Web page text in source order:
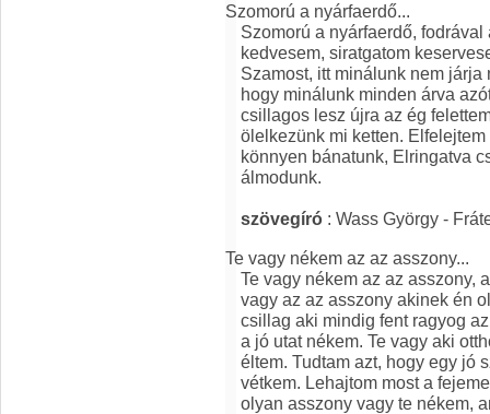
Szomorú a nyárfaerdő...
Szomorú a nyárfaerdő,
kedvesem, siratgatom
Szamost, itt minálunk nem
hogy minálunk minden árva
csillagos lesz újra az ég
ölelkezünk mi ketten.
könnyen bánatunk, Elringatva
álmodunk.
szövegíró : Wass György -
Te vagy nékem az az asszony...
Te vagy nékem az az asszony,
vagy az az asszony akinek én
csillag aki mindig fent ragyog
a jó utat nékem. Te vagy aki
éltem. Tudtam azt, hogy egy jó
vétkem. Lehajtom most a
olyan asszony vagy te nékem,